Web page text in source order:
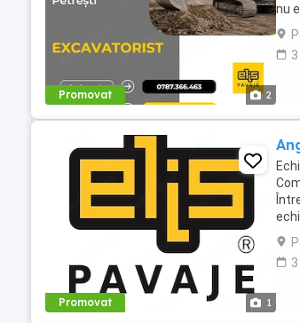
Promovat 2
nu
Promovat 1